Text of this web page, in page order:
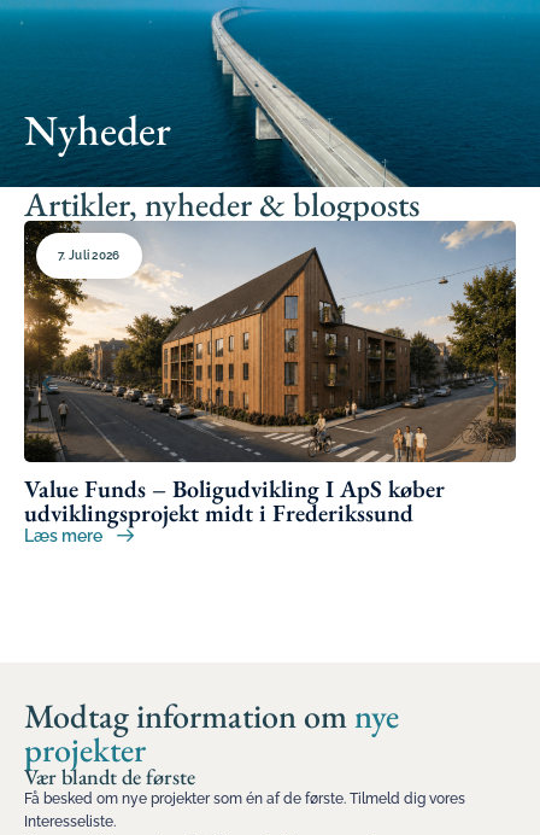
Nyheder
Artikler, nyheder & blogposts
7. Juli 2026
Value Funds – Boligudvikling I ApS køber
udviklingsprojekt midt i Frederikssund
Læs mere
Modtag information omnye
projekter
Vær blandt de første
Få besked om nye projekter som én af de første. Tilmeld dig vores
Interesseliste.